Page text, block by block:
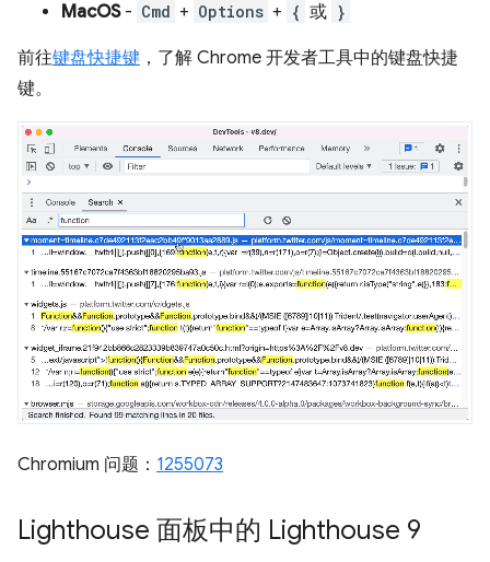
MacOS- Cmd + Options + { 或 }
前往键盘快捷键 ，了解 Chrome 开发者工具中的键盘快捷
键。
Chromium 问题： 1255073
Lighthouse 面板中的 Lighthouse 9